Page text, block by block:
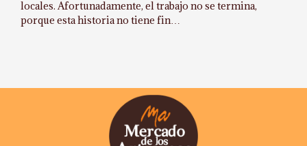
locales. Afortunadamente, el trabajo no se termina,
porque esta historia no tiene fin…